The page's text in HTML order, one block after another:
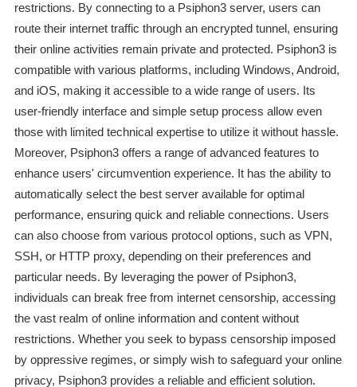
restrictions. By connecting to a Psiphon3 server, users can
route their internet traffic through an encrypted tunnel, ensuring
their online activities remain private and protected. Psiphon3 is
compatible with various platforms, including Windows, Android,
and iOS, making it accessible to a wide range of users. Its
user-friendly interface and simple setup process allow even
those with limited technical expertise to utilize it without hassle.
Moreover, Psiphon3 offers a range of advanced features to
enhance users' circumvention experience. It has the ability to
automatically select the best server available for optimal
performance, ensuring quick and reliable connections. Users
can also choose from various protocol options, such as VPN,
SSH, or HTTP proxy, depending on their preferences and
particular needs. By leveraging the power of Psiphon3,
individuals can break free from internet censorship, accessing
the vast realm of online information and content without
restrictions. Whether you seek to bypass censorship imposed
by oppressive regimes, or simply wish to safeguard your online
privacy, Psiphon3 provides a reliable and efficient solution.